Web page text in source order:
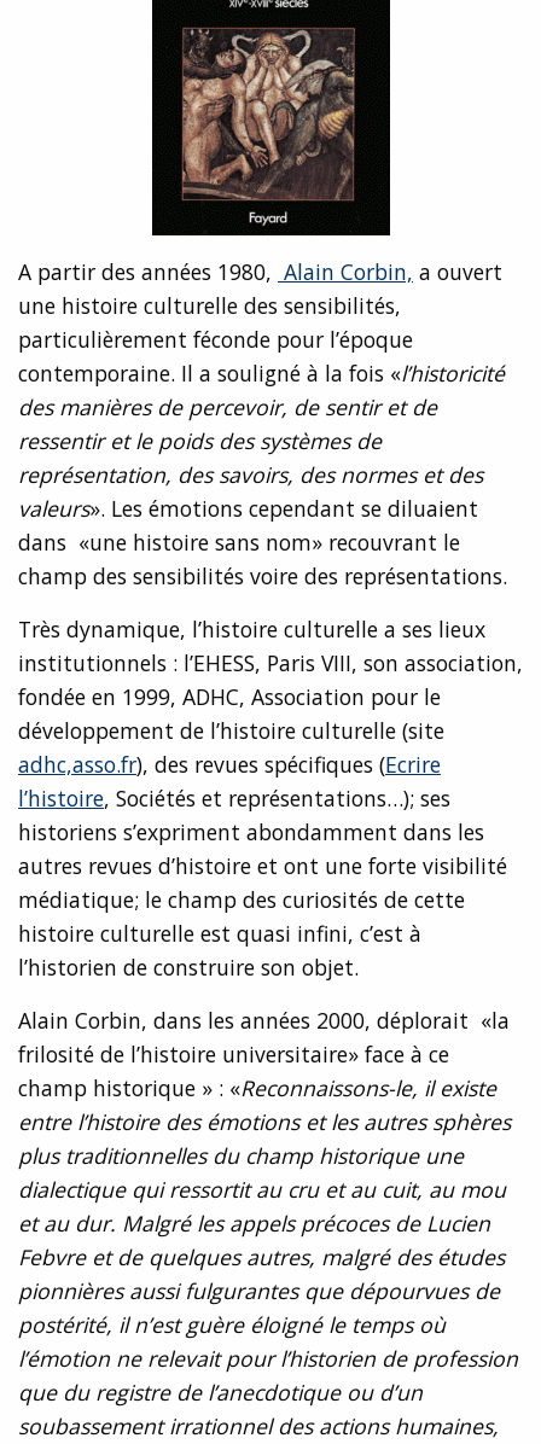
A partir des années 1980, Alain Corbin, a ouvert
une histoire culturelle des sensibilités,
particulièrement féconde pour l’époque
contemporaine. Il a souligné à la fois «l’historicité
des manières de percevoir, de sentir et de
ressentir et le poids des systèmes de
représentation, des savoirs, des normes et des
valeurs». Les émotions cependant se diluaient
dans «une histoire sans nom» recouvrant le
champ des sensibilités voire des représentations.
Très dynamique, l’histoire culturelle a ses lieux
institutionnels : l’EHESS, Paris VIII, son association,
fondée en 1999, ADHC, Association pour le
développement de l’histoire culturelle (site
adhc,asso.fr), des revues spécifiques (Ecrire
l’histoire, Sociétés et représentations…); ses
historiens s’expriment abondamment dans les
autres revues d’histoire et ont une forte visibilité
médiatique; le champ des curiosités de cette
histoire culturelle est quasi infini, c’est à
l’historien de construire son objet.
Alain Corbin, dans les années 2000, déplorait «la
frilosité de l’histoire universitaire» face à ce
champ historique » : «Reconnaissons-le, il existe
entre l’histoire des émotions et les autres sphères
plus traditionnelles du champ historique une
dialectique qui ressortit au cru et au cuit, au mou
et au dur. Malgré les appels précoces de Lucien
Febvre et de quelques autres, malgré des études
pionnières aussi fulgurantes que dépourvues de
postérité, il n’est guère éloigné le temps où
l’émotion ne relevait pour l’historien de profession
que du registre de l’anecdotique ou d’un
soubassement irrationnel des actions humaines,